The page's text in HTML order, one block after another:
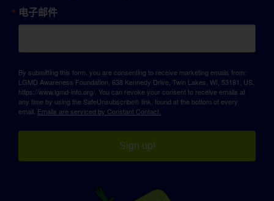
电子邮件
By submitting this form, you are consenting to receive marketing emails from:
LGMD Awareness Foundation, 638 Kennedy Drive, Twin Lakes, WI, 53181, US,
https://www.lgmd-info.org/. You can revoke your consent to receive emails at
any time by using the SafeUnsubscribe® link, found at the bottom of every
email. Emails are serviced by Constant Contact.
Sign up!